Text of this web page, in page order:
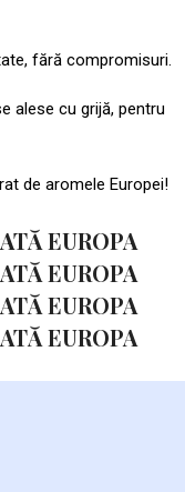
fără compromisuri.
alese cu grijă, pentru
de aromele Europei!
EUROPA
EUROPA
EUROPA
EUROPA